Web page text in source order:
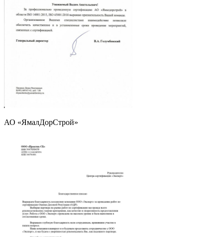
АО «ЯмалДорСтрой»